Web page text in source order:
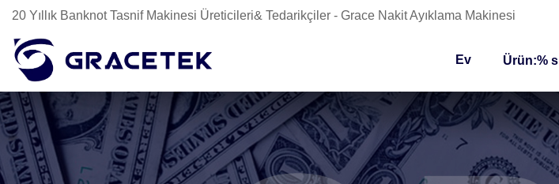
20 Yıllık Banknot Tasnif Makinesi Üreticileri& Tedarikçiler - Grace Nakit Ayıklama Makinesi
Ev Ürün:% s